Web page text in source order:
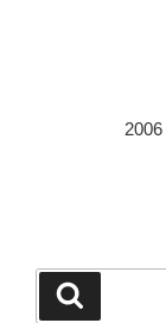
חיפוש